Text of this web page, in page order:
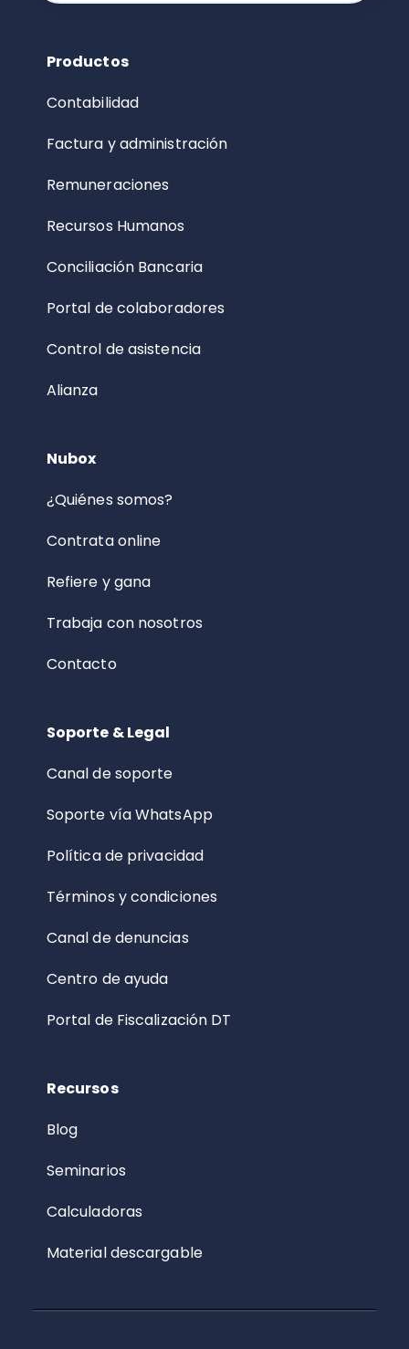
Productos
Contabilidad
Factura y administración
Remuneraciones
Recursos Humanos
Conciliación Bancaria
Portal de colaboradores
Control de asistencia
Alianza
Nubox
¿Quiénes somos?
Contrata online
Refiere y gana
Trabaja con nosotros
Contacto
Soporte & Legal
Canal de soporte
Soporte vía WhatsApp
Política de privacidad
Términos y condiciones
Canal de denuncias
Centro de ayuda
Portal de Fiscalización DT
Recursos
Blog
Seminarios
Calculadoras
Material descargable